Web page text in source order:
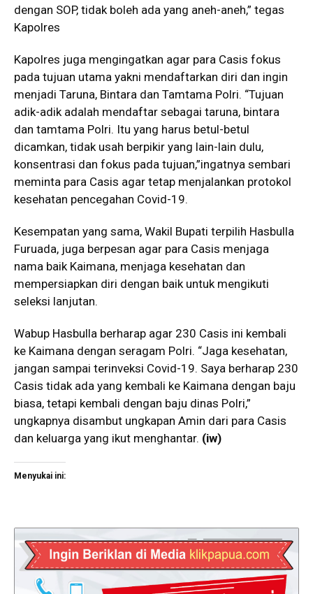
dengan SOP, tidak boleh ada yang aneh-aneh,” tegas
Kapolres
Kapolres juga mengingatkan agar para Casis fokus
pada tujuan utama yakni mendaftarkan diri dan ingin
menjadi Taruna, Bintara dan Tamtama Polri. “Tujuan
adik-adik adalah mendaftar sebagai taruna, bintara
dan tamtama Polri. Itu yang harus betul-betul
dicamkan, tidak usah berpikir yang lain-lain dulu,
konsentrasi dan fokus pada tujuan,”ingatnya sembari
meminta para Casis agar tetap menjalankan protokol
kesehatan pencegahan Covid-19.
Kesempatan yang sama, Wakil Bupati terpilih Hasbulla
Furuada, juga berpesan agar para Casis menjaga
nama baik Kaimana, menjaga kesehatan dan
mempersiapkan diri dengan baik untuk mengikuti
seleksi lanjutan.
Wabup Hasbulla berharap agar 230 Casis ini kembali
ke Kaimana dengan seragam Polri. “Jaga kesehatan,
jangan sampai terinveksi Covid-19. Saya berharap 230
Casis tidak ada yang kembali ke Kaimana dengan baju
biasa, tetapi kembali dengan baju dinas Polri,”
ungkapnya disambut ungkapan Amin dari para Casis
dan keluarga yang ikut menghantar. (iw)
Menyukai ini: